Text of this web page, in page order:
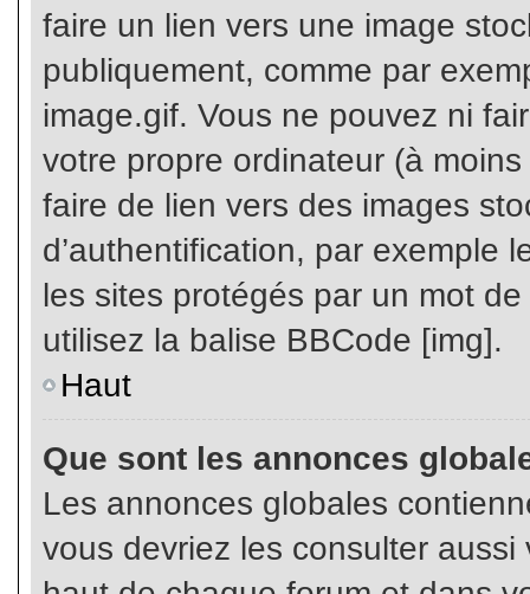
faire un lien vers une image
publiquement, comme par
image.gif. Vous ne pouvez ni
votre propre ordinateur (à
faire de lien vers des images
d’authentification, par exemple
les sites protégés par un mot
utilisez la balise BBCode [img].
Haut
Que sont les annonces
Les annonces globales
vous devriez les consulter